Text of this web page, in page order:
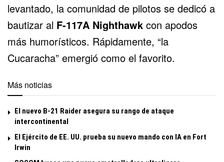
levantado, la comunidad de pilotos se dedicó a
bautizar al F-117A Nighthawk con apodos
más humorísticos. Rápidamente, “la
Cucaracha” emergió como el favorito.
Más noticias
El nuevo B-21 Raider asegura su rango de ataque
intercontinental
El Ejército de EE. UU. prueba su nuevo mando con IA en Fort
Irwin